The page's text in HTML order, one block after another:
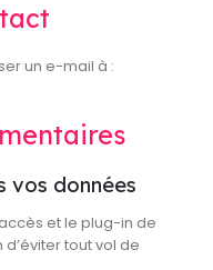
un e-mail à :
vos données
et le plug-in de
tout vol de